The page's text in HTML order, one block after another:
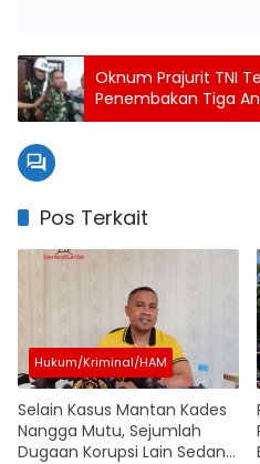
Oknum Prajurit TNI
Penembakan Tiga
Lampung Diamankan
Pos Terkait
Hukum/Kriminal/HAM
Selain Kasus Mantan Kades
Nangga Mutu, Sejumlah
Dugaan Korupsi Lain Sedang